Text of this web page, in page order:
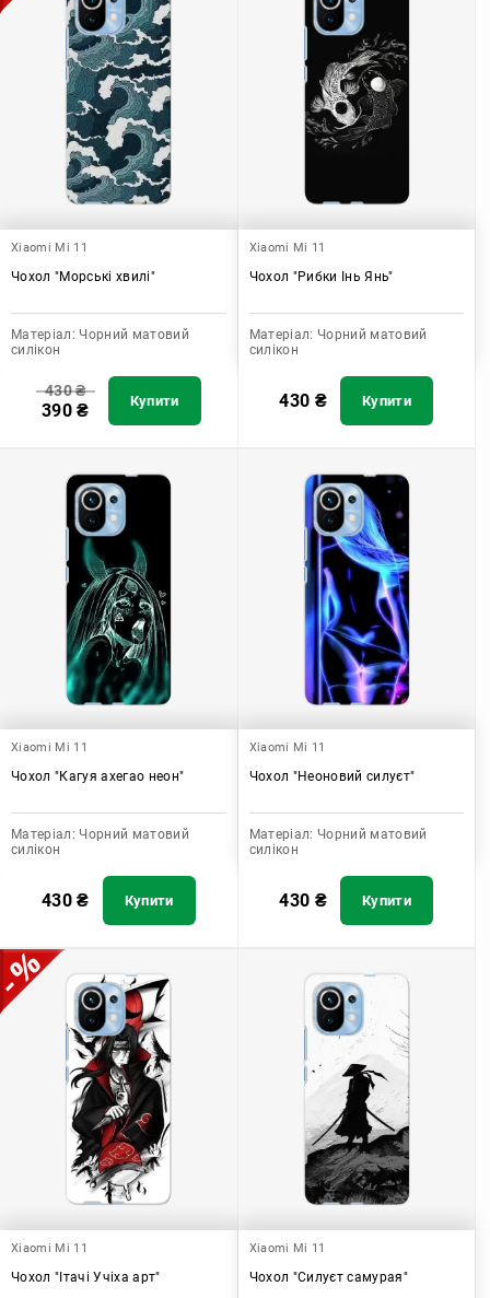
Xiaomi Mi 11
Чохол "Морські хвилі"
Матеріал: Чорний матовий
силікон
430₴
390₴ Купити
Xiaomi Mi 11
Чохол "Рибки Інь Янь"
Матеріал: Чорний матовий
силікон
430 ₴ Купити
Xiaomi Mi 11
Чохол "Кагуя ахегао неон"
Матеріал: Чорний матовий
силікон
430₴ Купити
Xiaomi Mi 11
Чохол "Неоновий силуєт"
Матеріал: Чорний матовий
силікон
430 ₴ Купити
Xiaomi Mi 11
Чохол "Ітачі Учіха арт"
Xiaomi Mi 11
Чохол "Силуєт самурая"